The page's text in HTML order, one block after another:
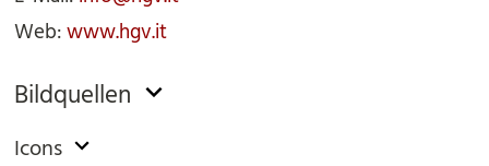
Web: www.hgv.it
Bildquellen
Icons